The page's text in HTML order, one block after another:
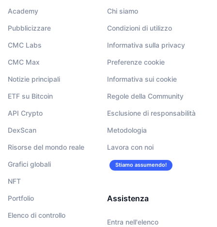
Academy
Pubblicizzare
CMC Labs
CMC Max
Notizie principali
ETF su Bitcoin
API Crypto
DexScan
Risorse del mondo reale
Grafici globali
NFT
Portfolio
Elenco di controllo
Chi siamo
Condizioni di utilizzo
Informativa sulla privacy
Preferenze cookie
Informativa sui cookie
Regole della Community
Esclusione di responsabilità
Metodologia
Lavora con noi
Stiamo assumendo!
Assistenza
Entra nell'elenco